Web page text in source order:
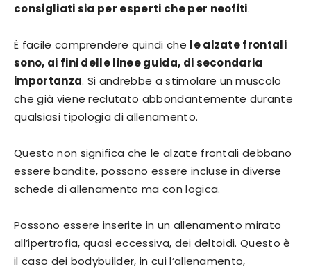
consigliati sia per esperti che per neofiti.
È facile comprendere quindi che le alzate frontali
sono, ai fini delle linee guida, di secondaria
importanza. Si andrebbe a stimolare un muscolo
che già viene reclutato abbondantemente durante
qualsiasi tipologia di allenamento.
Questo non significa che le alzate frontali debbano
essere bandite, possono essere incluse in diverse
schede di allenamento ma con logica.
Possono essere inserite in un allenamento mirato
all’ipertrofia, quasi eccessiva, dei deltoidi. Questo è
il caso dei bodybuilder, in cui l’allenamento,